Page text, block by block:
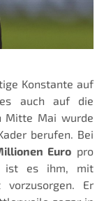
Konstante auf
auch auf die
Mitte Mai wurde
berufen. Bei
Euro pro
ist es ihm, mit
Er